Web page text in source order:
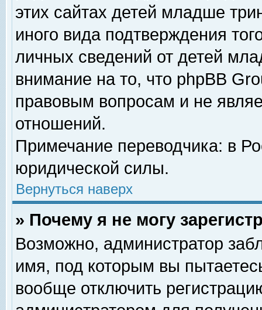
этих сайтах детей младше
иного вида подтверждения
личных сведений от детей
внимание на то, что phpBB
правовым вопросам и не
отношений.
Примечание переводчика: в
юридической силы.
Вернуться наверх
» Почему я не могу
Возможно, администратор
имя, под которым вы
вообще отключить